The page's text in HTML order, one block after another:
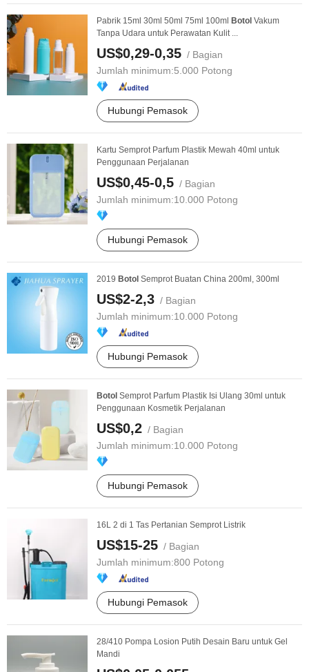
Pabrik 15ml 30ml 50ml 75ml 100ml Botol Vakum
Tanpa Udara untuk Perawatan Kulit ...
US$0,29-0,35 / Bagian
Jumlah minimum:5.000 Potong
Hubungi Pemasok
Kartu Semprot Parfum Plastik Mewah 40ml untuk
Penggunaan Perjalanan
US$0,45-0,5 / Bagian
Jumlah minimum:10.000 Potong
Hubungi Pemasok
2019 Botol Semprot Buatan China 200ml, 300ml
US$2-2,3 / Bagian
Jumlah minimum:10.000 Potong
Hubungi Pemasok
Botol Semprot Parfum Plastik Isi Ulang 30ml untuk
Penggunaan Kosmetik Perjalanan
US$0,2 / Bagian
Jumlah minimum:10.000 Potong
Hubungi Pemasok
16L 2 di 1 Tas Pertanian Semprot Listrik
US$15-25 / Bagian
Jumlah minimum:800 Potong
Hubungi Pemasok
28/410 Pompa Losion Putih Desain Baru untuk Gel
Mandi